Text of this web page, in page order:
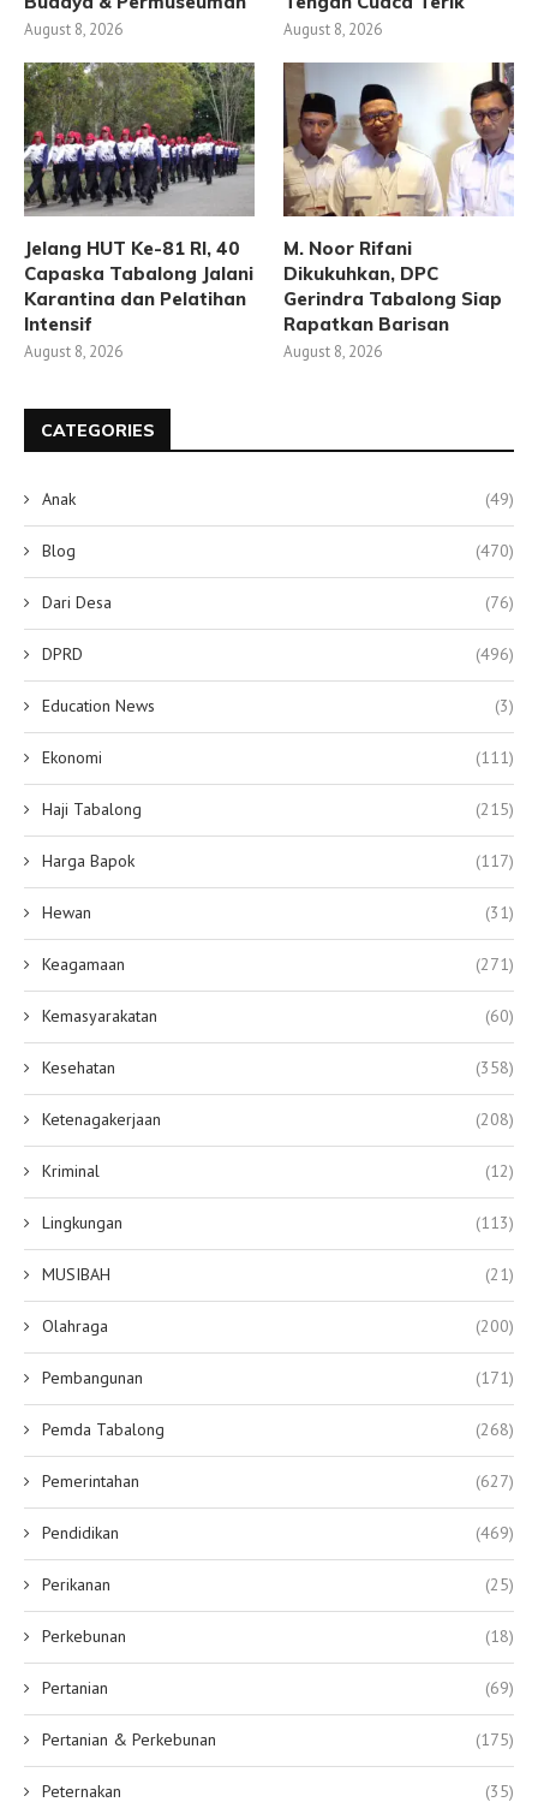
August 8, 2026 August 8, 2026
Jelang HUT Ke-81 RI, 40
Capaska Tabalong Jalani
Karantina dan Pelatihan
Intensif
August 8, 2026
M. Noor Rifani
Dikukuhkan, DPC
Gerindra Tabalong Siap
Rapatkan Barisan
August 8, 2026
CATEGORIES
Anak (49)
Blog (470)
Dari Desa (76)
DPRD (496)
Education News (3)
Ekonomi (111)
Haji Tabalong (215)
Harga Bapok (117)
Hewan (31)
Keagamaan (271)
Kemasyarakatan (60)
Kesehatan (358)
Ketenagakerjaan (208)
Kriminal (12)
Lingkungan (113)
MUSIBAH (21)
Olahraga (200)
Pembangunan (171)
Pemda Tabalong (268)
Pemerintahan (627)
Pendidikan (469)
Perikanan (25)
Perkebunan (18)
Pertanian (69)
Pertanian & Perkebunan (175)
Peternakan (35)